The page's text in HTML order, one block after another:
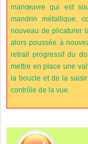
manœuvre qui est
mandrin métallique,
nouveau de plicaturer
alors poussée à
retrait progressif du
mettre en place une
la boucle et de la
contrôle de la vue.